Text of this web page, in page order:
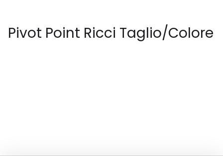
Pivot Point Ricci Taglio/Colore